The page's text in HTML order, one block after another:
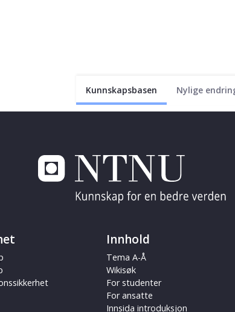
Kunnskapsbasen Nylige
Innhold
Tema A-Å
Wikisøk
For studenter
For ansatte
Innsida introduksjon